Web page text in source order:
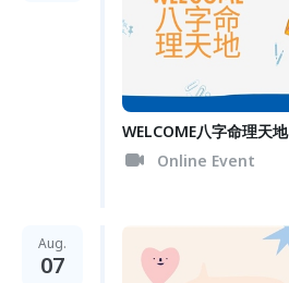
WELCOME八字命理天地
Online Event
Aug.
07